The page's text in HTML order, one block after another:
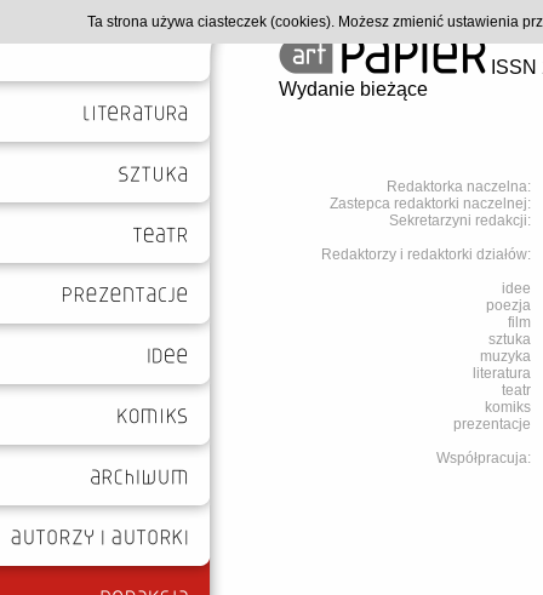
Wydanie bieżące
Redaktorka naczelna:
Zastepca redaktorki naczelnej:
Sekretarzyni redakcji:
Redaktorzy i redaktorki działów:
idee
poezja
film
sztuka
muzyka
literatura
teatr
komiks
prezentacje
Współpracuja:
Ta strona używa ciasteczek (cookies). Możesz zmienić ustawienia